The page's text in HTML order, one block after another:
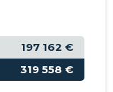
197 162 €
319 558 €